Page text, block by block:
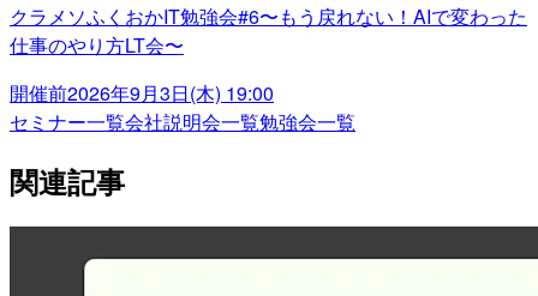
クラメソふくおかIT勉強会#6〜もう戻れない！AIで変わった
仕事のやり方LT会〜
開催前2026年9月3日(木) 19:00
セミナー一覧会社説明会一覧勉強会一覧
関連記事